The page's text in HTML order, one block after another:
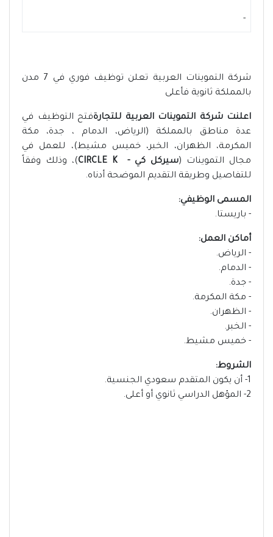
-
شركة التموينات العربية تعلن توظيف فوري في 7 مدن
بالمملكة ثانوية فأعلى
اعلنت شركة التموينات العربية للتجارةفتح التوظيف في
عدة مناطق بالمملكة (الرياض، الدمام ، جدة، مكة
المكرمة، الظهران، الخبر، خميس مشيط)، للعمل في
مجال التموينات (سيركل كي - CIRCLE K
)، وذلك وفقاً
للتفاصيل وطريقة التقديم الموضحة أدناه.
المسمى الوظيفي:
- باريستا.
أماكن العمل:
- الرياض.
- الدمام.
- جدة.
- مكة المكرمة.
- الظهران.
- الخبر.
- خميس مشيط.
الشروط:
1- أن يكون المتقدم سعودي الجنسية.
2- المؤهل الدراسي ثانوي أو أعلى.